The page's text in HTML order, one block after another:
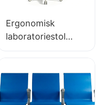
Ergonomisk
laboratoriestol
slitstark PU-skum
SEATING